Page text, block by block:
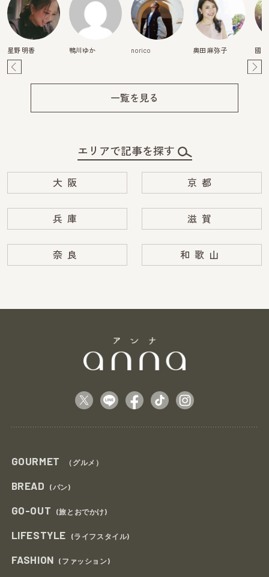
星野 明香 鴨川ゆか norico 奥田 麻弥子 國
一覧を見る
エリアで記事を探す
大阪 京都
兵庫 滋賀
奈良 和歌山
GOURMET （グルメ）
BREAD (パン)
GO-OUT (旅とおでかけ)
LIFESTYLE (ライフスタイル)
FASHION (ファッション)